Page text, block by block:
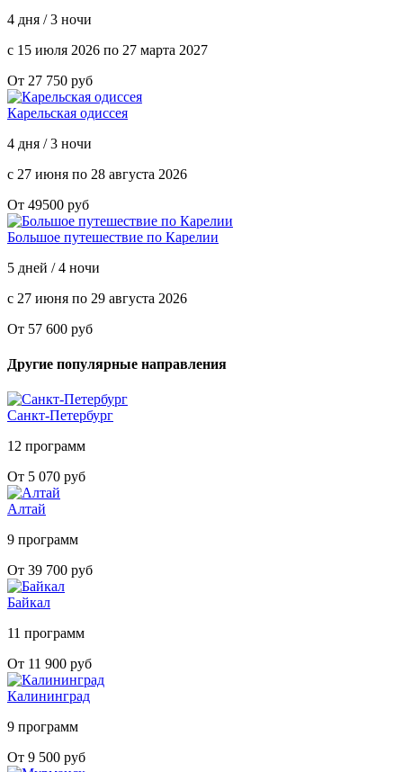
4 дня / 3 ночи
с 15 июля 2026 по 27 марта 2027
От 27 750 руб
Карельская одиссея
4 дня / 3 ночи
с 27 июня по 28 августа 2026
От 49500 руб
Большое путешествие по Карелии
5 дней / 4 ночи
с 27 июня по 29 августа 2026
От 57 600 руб
Другие популярные направления
Санкт-Петербург
12 программ
От 5 070 руб
Алтай
9 программ
От 39 700 руб
Байкал
11 программ
От 11 900 руб
Калининград
9 программ
От 9 500 руб